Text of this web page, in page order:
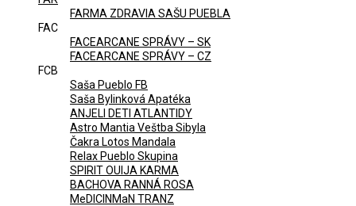
FARMA ZDRAVIA SAŠU PUEBLA
FAC
FACEARCANE SPRÁVY – SK
FACEARCANE SPRÁVY – CZ
FCB
Saša Pueblo FB
Saša Bylinková Apatéka
ANJELI DETI ATLANTIDY
Astro Mantia Veštba Sibyla
Čakra Lotos Mandala
Relax Pueblo Skupina
SPIRIT OUIJA KARMA
BACHOVA RANNÁ ROSA
MeDICINMaN TRANZ